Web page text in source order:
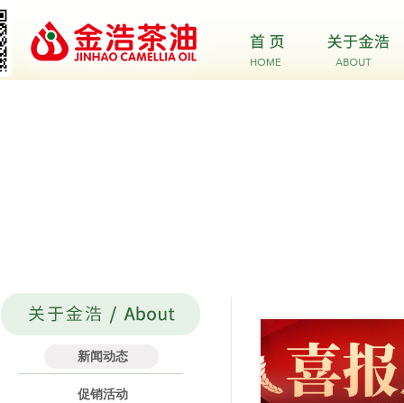
新闻动态
促销活动